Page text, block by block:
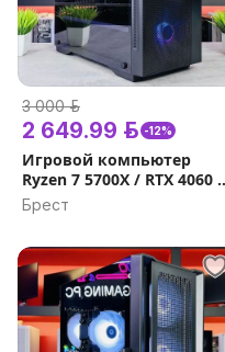
3 000 р.
2 649.99 р. -12%
Игровой компьютер
Ryzen 7 5700X / RTX 4060 /
32GB, 16Gb Гарантия на
игровой ПК
Брест